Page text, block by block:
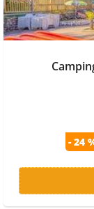
- 24